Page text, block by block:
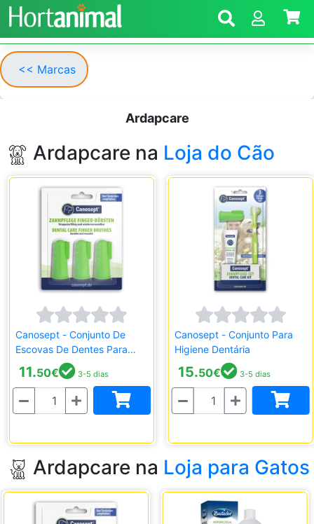
<< Marcas
Ardapcare
Ardapcare na Loja do Cão
Canosept - Conjunto De
Escovas De Dentes Para
Dedo
11.50€ 3-5 dias
Quantidade
Canosept - Conjunto Para
Higiene Dentária
15.50€ 3-5 dias
Quantidade
Ardapcare na Loja para Gatos